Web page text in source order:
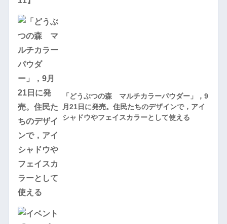
「どうぶつの森 マルチカラーパウダー」，9
月21日に発売。住民たちのデザインで，アイ
シャドウやフェイスカラーとして使える